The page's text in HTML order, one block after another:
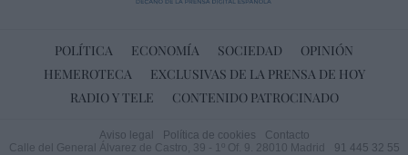
POLÍTICA ECONOMÍA SOCIEDAD
OPINIÓN
HEMEROTECA
EXCLUSIVAS DE LA PRENSA DE HOY
RADIO Y TELE
CONTENIDO PATROCINADO
Aviso legal Política de cookies
Contacto
Calle del General Álvarez de Castro, 39 - 1º Of. 9. 28010 Madrid
91 445 32 55